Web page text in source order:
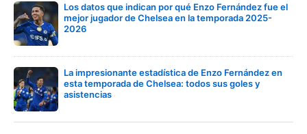
Los datos que indican por qué Enzo Fernández fue el
mejor jugador de Chelsea en la temporada 2025-
2026
La impresionante estadística de Enzo Fernández en
esta temporada de Chelsea: todos sus goles y
asistencias